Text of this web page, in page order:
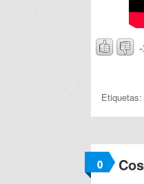
Etiquetas:
0